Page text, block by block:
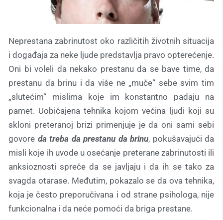
Neprestana zabrinutost oko različitih životnih situacija
i događaja za neke ljude predstavlja pravo opterećenje.
Oni bi voleli da nekako prestanu da se bave time, da
prestanu da brinu i da više ne „muče“ sebe svim tim
„slutećim“ mislima koje im konstantno padaju na
pamet. Uobičajena tehnika kojom većina ljudi koji su
skloni preteranoj brizi primenjuje je da oni sami sebi
govore da treba da prestanu da brinu, pokušavajući da
misli koje ih uvode u osećanje preterane zabrinutosti ili
anksioznosti spreče da se javljaju i da ih se tako za
svagda otarase. Međutim, pokazalo se da ova tehnika,
koja je često preporučivana i od strane psihologa, nije
funkcionalna i da neće pomoći da briga prestane.